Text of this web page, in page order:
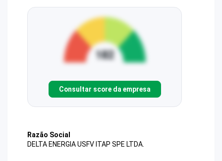
Consultar score da empresa
Razão Social
DELTA ENERGIA USFV ITAP SPE LTDA.